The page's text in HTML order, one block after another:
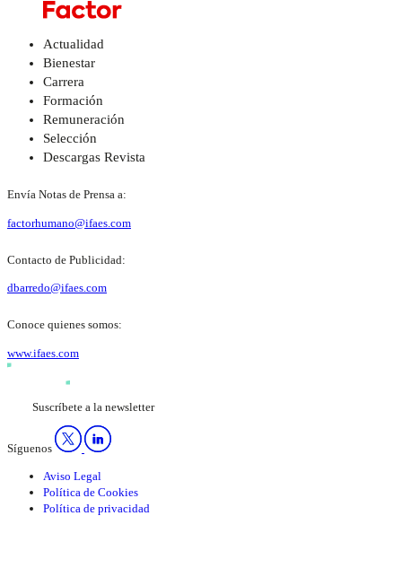
Actualidad
Bienestar
Carrera
Formación
Remuneración
Selección
Descargas Revista
Envía Notas de Prensa a:
factorhumano@ifaes.com
Contacto de Publicidad:
dbarredo@ifaes.com
Conoce quienes somos:
www.ifaes.com
Suscríbete a la newsletter
Síguenos
Aviso Legal
Política de Cookies
Política de privacidad